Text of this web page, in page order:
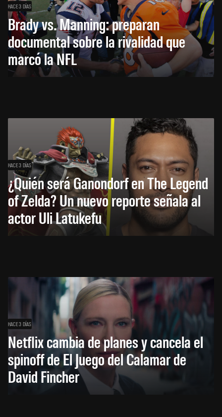
HACE 3 DÍAS
Brady vs. Manning: preparan
documental sobre la rivalidad que
marcó la NFL
HACE 3 DÍAS
¿Quién será Ganondorf en The Legend
of Zelda? Un nuevo reporte señala al
actor Uli Latukefu
HACE 3 DÍAS
Netflix cambia de planes y cancela el
spinoff de El Juego del Calamar de
David Fincher